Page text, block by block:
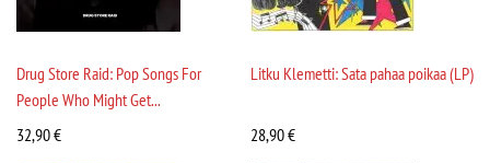
Drug Store Raid: Pop Songs For
People Who Might Get...
32,90€
Litku Klemetti: Sata pahaa poikaa (LP)
28,90€